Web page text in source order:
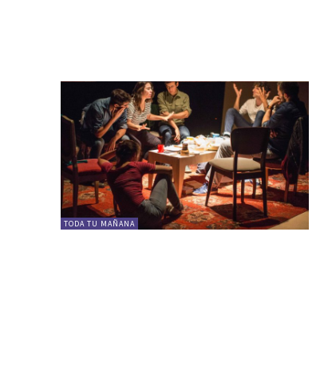
TODA TU MAÑANA